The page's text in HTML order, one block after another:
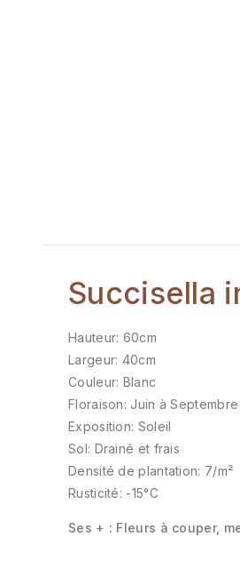
Succisella
Hauteur: 60cm
Largeur: 40cm
Couleur: Blanc
Floraison: Juin à Septembre
Exposition: Soleil
Sol: Drainé et frais
Densité de plantation: 7/m²
Rusticité: -15°C
Ses + : Fleurs à couper,